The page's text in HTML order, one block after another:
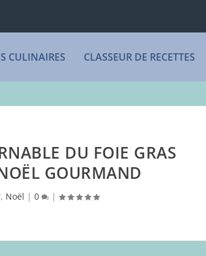
CULINAIRES CLASSEUR DE RECETTES
DU FOIE GRAS
GOURMAND
, Noël | 0 |